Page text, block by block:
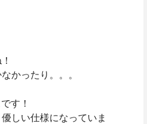
かったり。。。
す！
しい仕様になっていま